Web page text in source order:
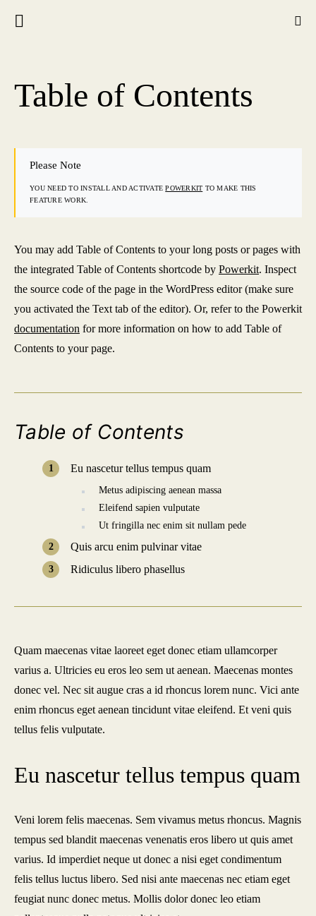
Table of Contents
Please Note
YOU NEED TO INSTALL AND ACTIVATEPOWERKIT TO MAKE THIS
FEATURE WORK.
You may add Table of Contents to your long posts or pages with
the integrated Table of Contents shortcode by Powerkit. Inspect
the source code of the page in the WordPress editor (make sure
you activated the Text tab of the editor). Or, refer to the Powerkit
documentation for more information on how to add Table of
Contents to your page.
Table of Contents
Eu nascetur tellus tempus quam
Metus adipiscing aenean massa
Eleifend sapien vulputate
Ut fringilla nec enim sit nullam pede
Quis arcu enim pulvinar vitae
Ridiculus libero phasellus
Quam maecenas vitae laoreet eget donec etiam ullamcorper
varius a. Ultricies eu eros leo sem ut aenean. Maecenas montes
donec vel. Nec sit augue cras a id rhoncus lorem nunc. Vici ante
enim rhoncus eget aenean tincidunt vitae eleifend. Et veni quis
tellus felis vulputate.
Eu nascetur tellus tempus quam
Veni lorem felis maecenas. Sem vivamus metus rhoncus. Magnis
tempus sed blandit maecenas venenatis eros libero ut quis amet
varius. Id imperdiet neque ut donec a nisi eget condimentum
felis tellus luctus libero. Sed nisi ante maecenas nec etiam eget
feugiat nunc donec metus. Mollis dolor donec leo etiam